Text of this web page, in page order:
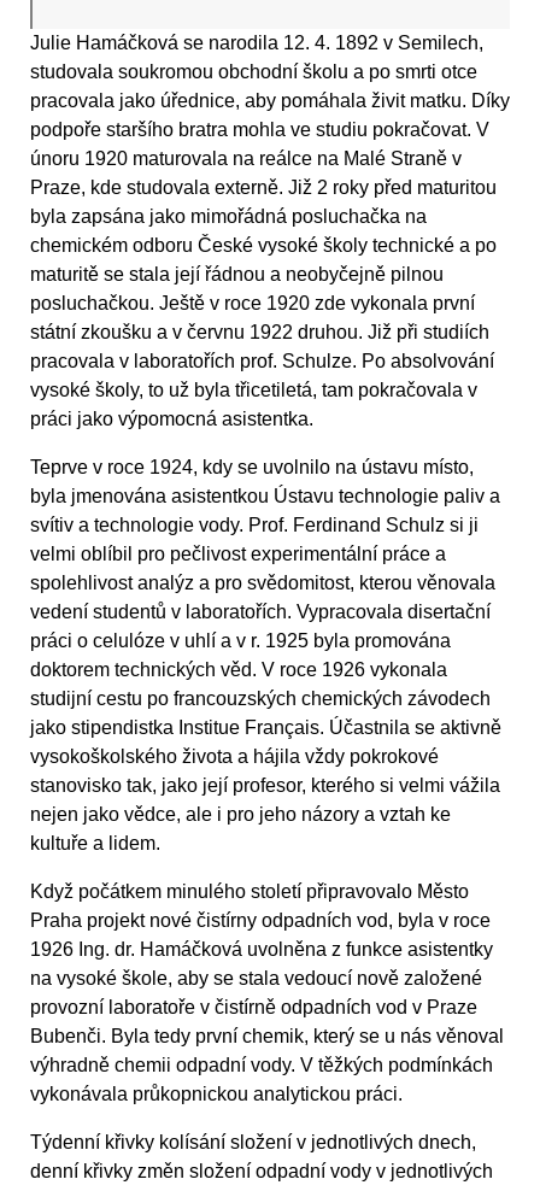
Julie Hamáčková se narodila 12. 4. 1892 v Semilech,
studovala soukromou obchodní školu a po smrti otce
pracovala jako úřednice, aby pomáhala živit matku. Díky
podpoře staršího bratra mohla ve studiu pokračovat. V
únoru 1920 maturovala na reálce na Malé Straně v
Praze, kde studovala externě. Již 2 roky před maturitou
byla zapsána jako mimořádná posluchačka na
chemickém odboru České vysoké školy technické a po
maturitě se stala její řádnou a neobyčejně pilnou
posluchačkou. Ještě v roce 1920 zde vykonala první
státní zkoušku a v červnu 1922 druhou. Již při studiích
pracovala v laboratořích prof. Schulze. Po absolvování
vysoké školy, to už byla třicetiletá, tam pokračovala v
práci jako výpomocná asistentka.
Teprve v roce 1924, kdy se uvolnilo na ústavu místo,
byla jmenována asistentkou Ústavu technologie paliv a
svítiv a technologie vody. Prof. Ferdinand Schulz si ji
velmi oblíbil pro pečlivost experimentální práce a
spolehlivost analýz a pro svědomitost, kterou věnovala
vedení studentů v laboratořích. Vypracovala disertační
práci o celulóze v uhlí a v r. 1925 byla promována
doktorem technických věd. V roce 1926 vykonala
studijní cestu po francouzských chemických závodech
jako stipendistka Institue Français. Účastnila se aktivně
vysokoškolského života a hájila vždy pokrokové
stanovisko tak, jako její profesor, kterého si velmi vážila
nejen jako vědce, ale i pro jeho názory a vztah ke
kultuře a lidem.
Když počátkem minulého století připravovalo Město
Praha projekt nové čistírny odpadních vod, byla v roce
1926 Ing. dr. Hamáčková uvolněna z funkce asistentky
na vysoké škole, aby se stala vedoucí nově založené
provozní laboratoře v čistírně odpadních vod v Praze
Bubenči. Byla tedy první chemik, který se u nás věnoval
výhradně chemii odpadní vody. V těžkých podmínkách
vykonávala průkopnickou analytickou práci.
Týdenní křivky kolísání složení v jednotlivých dnech,
denní křivky změn složení odpadní vody v jednotlivých